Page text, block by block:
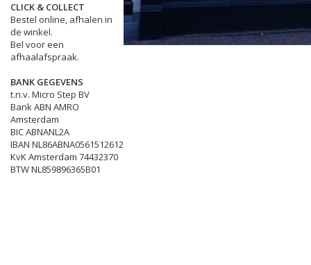
CLICK & COLLECT
Bestel online, afhalen in
de winkel.
Bel voor een
afhaalafspraak.
BANK GEGEVENS
t.n.v. Micro Step BV
Bank ABN AMRO
Amsterdam
BIC ABNANL2A
IBAN NL86ABNA0561512612
KvK Amsterdam 74432370
BTW NL859896365B01